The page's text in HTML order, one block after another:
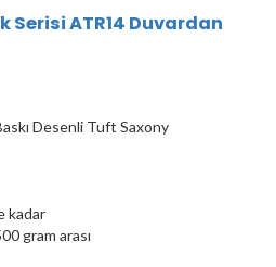
Serisi ATR14 Duvardan
Desenli Tuft Saxony
kadar
gram arası